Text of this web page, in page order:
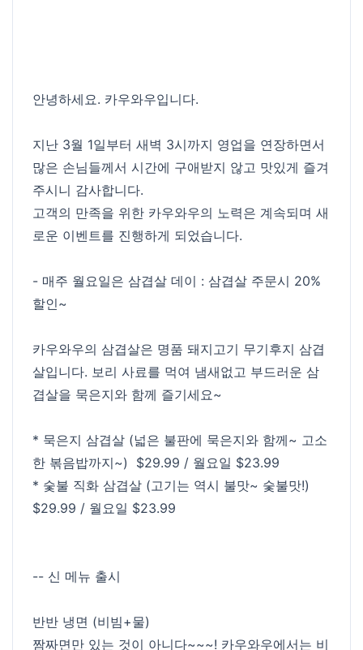
안녕하세요. 카우와우입니다.
지난 3월 1일부터 새벽 3시까지 영업을 연장하면서
많은 손님들께서 시간에 구애받지 않고 맛있게 즐겨
주시니 감사합니다.
고객의 만족을 위한 카우와우의 노력은 계속되며 새
로운 이벤트를 진행하게 되었습니다.
- 매주 월요일은 삼겹살 데이 : 삼겹살 주문시 20%
할인~
카우와우의 삼겹살은 명품 돼지고기 무기후지 삼겹
살입니다. 보리 사료를 먹여 냄새없고 부드러운 삼
겹살을 묵은지와 함께 즐기세요~
* 묵은지 삼겹살 (넓은 불판에 묵은지와 함께~ 고소
한 볶음밥까지~) $29.99 / 월요일 $23.99
* 숯불 직화 삼겹살 (고기는 역시 불맛~ 숯불맛!)
$29.99 / 월요일 $23.99
-- 신 메뉴 출시
반반 냉면 (비빔+물)
짬짜면만 있는 것이 아니다~~~! 카우와우에서는 비